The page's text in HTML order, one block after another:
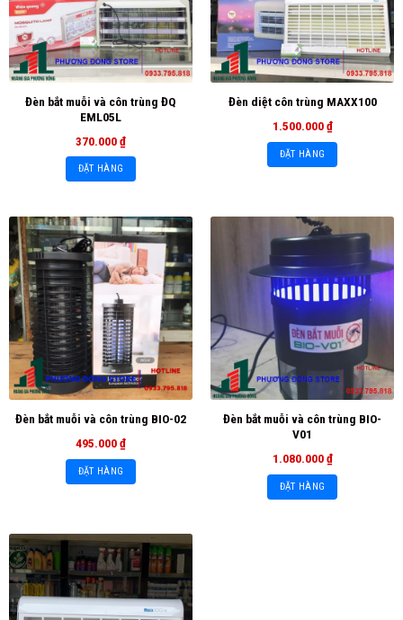
Đèn bắt muỗi và côn trùng ĐQ
EML05L
370.000₫
ĐẶT HÀNG
Đèn diệt côn trùng MAXX100
1.500.000₫
ĐẶT HÀNG
Đèn bắt muỗi và côn trùng BIO-02
495.000₫
ĐẶT HÀNG
Đèn bắt muỗi và côn trùng BIO-
V01
1.080.000₫
ĐẶT HÀNG